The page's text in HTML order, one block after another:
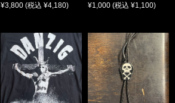
¥3,800 (税込 ¥4,180) ¥1,000 (税込 ¥1,100)